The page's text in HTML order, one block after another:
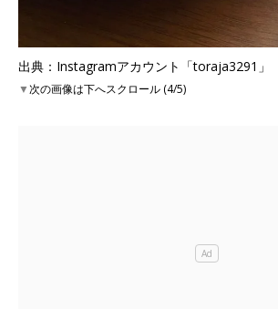
出典：Instagramアカウント「toraja3291」
▼次の画像は下へスクロール (4/5)